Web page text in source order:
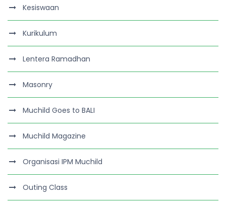
Kesiswaan
Kurikulum
Lentera Ramadhan
Masonry
Muchild Goes to BALI
Muchild Magazine
Organisasi IPM Muchild
Outing Class